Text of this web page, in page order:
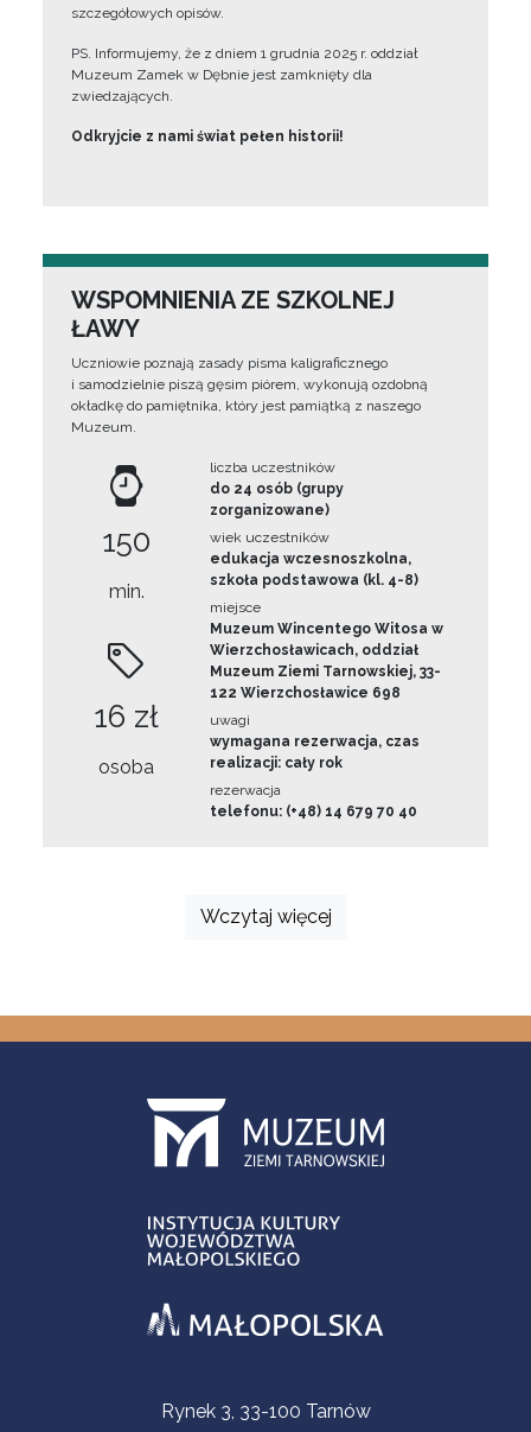
szczegółowych opisów.
PS. Informujemy, że z dniem 1 grudnia 2025 r. oddział
Muzeum Zamek w Dębnie jest zamknięty dla
zwiedzających.
Odkryjcie z nami świat pełen historii!
WSPOMNIENIA ZE SZKOLNEJ
ŁAWY
Uczniowie poznają zasady pisma kaligraficznego
i samodzielnie piszą gęsim piórem, wykonują ozdobną
okładkę do pamiętnika, który jest pamiątką z naszego
Muzeum.
150
min.
16 zł
osoba
liczba uczestników
do 24 osób (grupy
zorganizowane)
wiek uczestników
edukacja wczesnoszkolna,
szkoła podstawowa (kl. 4-8)
miejsce
Muzeum Wincentego Witosa w
Wierzchosławicach, oddział
Muzeum Ziemi Tarnowskiej, 33-
122 Wierzchosławice 698
uwagi
wymagana rezerwacja, czas
realizacji: cały rok
rezerwacja
telefonu: (+48) 14 679 70 40
Wczytaj więcej
Informacje kontaktoweRynek 3, 33-100 Tarnów